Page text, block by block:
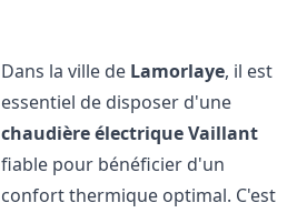
Dans la ville de Lamorlaye, il est
essentiel de disposer d'une
chaudière électrique Vaillant
fiable pour bénéficier d'un
confort thermique optimal. C'est